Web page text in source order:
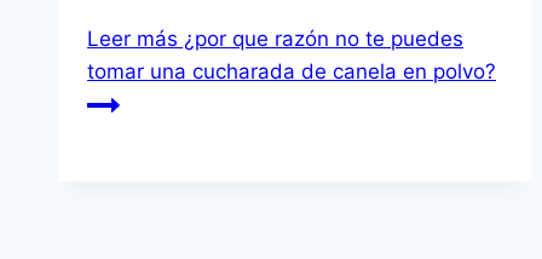
Leer más ¿por que razón no te puedes
tomar una cucharada de canela en polvo?